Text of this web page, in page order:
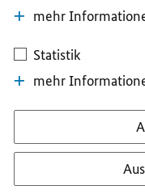
mehr
Statistik
mehr